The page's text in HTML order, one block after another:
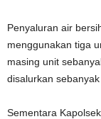
Penyaluran air
menggunakan tiga
masing unit
disalurkan sebanyak
Sementara